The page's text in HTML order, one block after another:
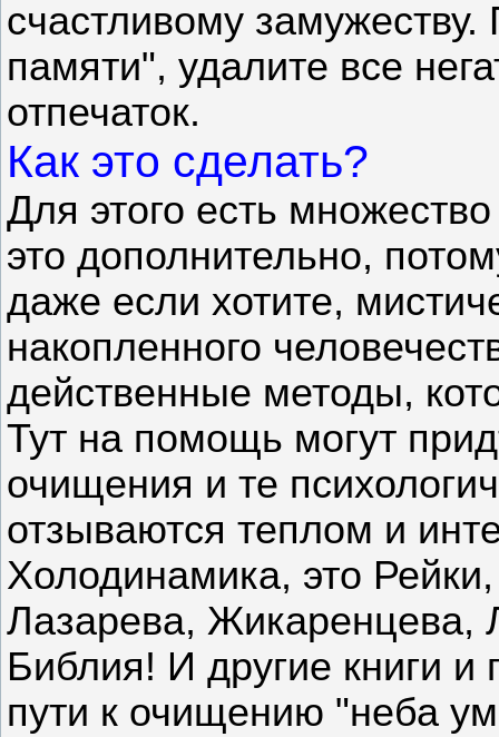
счастливому
памяти", удалите все
отпечаток.
Как это сделать?
Для этого есть
это дополнительно,
даже если хотите,
накопленного
действенные методы,
Тут на помощь могут
очищения и те
отзываются теплом и
Холодинамика, это
Лазарева, Жикаренцева,
Библия! И другие книги
пути к очищению "неба